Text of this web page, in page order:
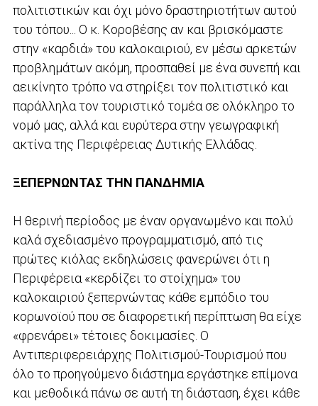
πολιτιστικών και όχι μόνο δραστηριοτήτων αυτού
του τόπου... Ο κ. Κοροβέσης αν και βρισκόμαστε
στην «καρδιά» του καλοκαιριού, εν μέσω αρκετών
προβλημάτων ακόμη, προσπαθεί με ένα συνεπή και
αεικίνητο τρόπο να στηρίξει τον πολιτιστικό και
παράλληλα τον τουριστικό τομέα σε ολόκληρο το
νομό μας, αλλά και ευρύτερα στην γεωγραφική
ακτίνα της Περιφέρειας Δυτικής Ελλάδας.
ΞΕΠΕΡΝΩΝΤΑΣ ΤΗΝ ΠΑΝΔΗΜΙΑ
Η θερινή περίοδος με έναν οργανωμένο και πολύ
καλά σχεδιασμένο προγραμματισμό, από τις
πρώτες κιόλας εκδηλώσεις φανερώνει ότι η
Περιφέρεια «κερδίζει το στοίχημα» του
καλοκαιριού ξεπερνώντας κάθε εμπόδιο του
κορωνοϊού που σε διαφορετική περίπτωση θα είχε
«φρενάρει» τέτοιες δοκιμασίες. Ο
Αντιπεριφερειάρχης Πολιτισμού-Τουρισμού που
όλο το προηγούμενο διάστημα εργάστηκε επίμονα
και μεθοδικά πάνω σε αυτή τη διάσταση, έχει κάθε